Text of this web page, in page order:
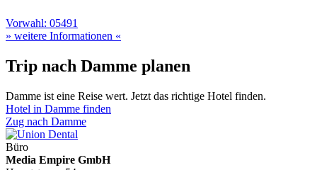
Vorwahl: 05491
» weitere Informationen «
Trip nach Damme planen
Damme ist eine Reise wert. Jetzt das richtige Hotel finden.
Hotel in Damme finden
Zug nach Damme
Büro
Media Empire GmbH